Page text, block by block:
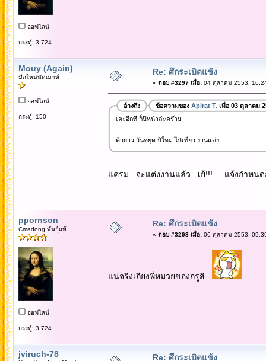
ออฟไลน์
กระทู้: 3,724
Mouy (Again)
มือใหม่หัดเมาท์
ออฟไลน์
กระทู้: 150
Re: ศึกระเบิดแข้ง
« ตอบ #3297 เมื่อ:04 ตุลาคม 2553,
อ้างถึง ข้อความของ Apirat T.เมื่อ 03 ตุลาคม
เตะอีกที ก็ปีหน้าล่ะคร๊าบ
คิวยาว วันหยุด ปีใหม่ ไปเที่ยว งานแต่ง
แครม...จะแต่งงานแล้ว...เย้!!!.... แจ้งกำหน
ppornson
Cmadong พันธุ์แท้
ออฟไลน์
กระทู้: 3,724
Re: ศึกระเบิดแข้ง
« ตอบ #3298 เมื่อ:06 ตุลาคม 2553,
แน่จริงเถียงพี่หมวยของกรูสิ..
jviruch-78 Re: ศึกระเบิดแข้ง